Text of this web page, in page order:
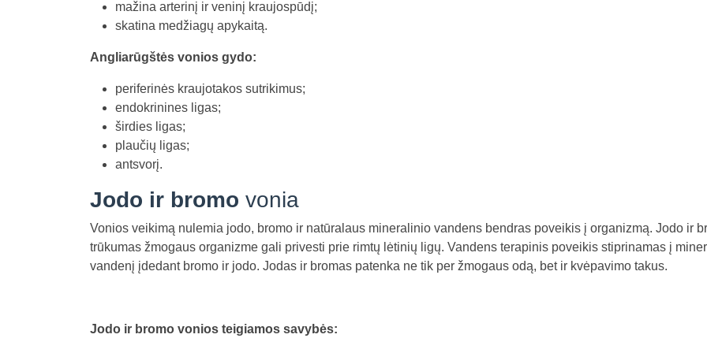
mažina arterinį ir veninį kraujospūdį;
skatina medžiagų apykaitą.
Angliarūgštės vonios gydo:
periferinės kraujotakos sutrikimus;
endokrinines ligas;
širdies ligas;
plaučių ligas;
antsvorį.
Jodo ir bromo vonia
Vonios veikimą nulemia jodo, bromo ir natūralaus mineralinio vandens bendras poveikis į organizmą. Jodo ir
trūkumas žmogaus organizme gali privesti prie rimtų lėtinių ligų. Vandens terapinis poveikis stiprinamas į
vandenį įdedant bromo ir jodo. Jodas ir bromas patenka ne tik per žmogaus odą, bet ir kvėpavimo takus.
Jodo ir bromo vonios teigiamos savybės: